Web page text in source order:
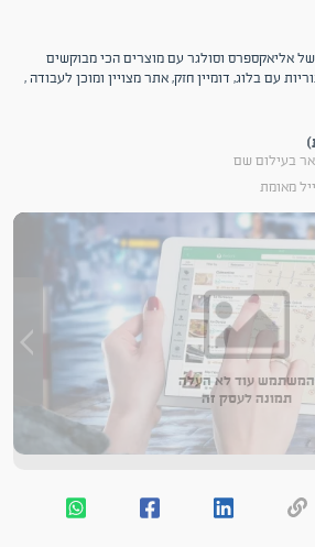
אליאקספרס וסולגר עם מוצרים הכי מבוקשים
עם בלוג, דומיין חזק, אתר מצויין ומוכן לעבודה ,
בעילום שם
מאומת
המשתמש עוד לא העלה
תמונה לעסק זה